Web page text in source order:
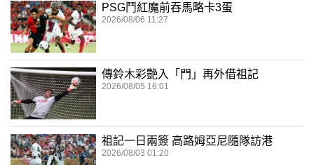
PSG鬥紅魔前吞馬略卡3蛋
2026/08/06 11:27
傳鈴木彩艶入「門」再外借祖記
2026/08/05 16:01
祖記一日兩簽 高路姆亞尼隨隊訪港
2026/08/03 01:20